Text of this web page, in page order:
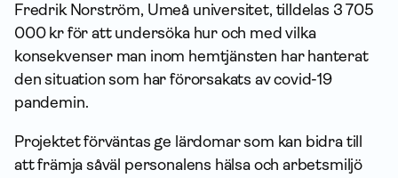
Fredrik Norström, Umeå universitet, tilldelas 3 705
000 kr för att undersöka hur och med vilka
konsekvenser man inom hemtjänsten har hanterat
den situation som har förorsakats av covid-19
pandemin.
Projektet förväntas ge lärdomar som kan bidra till
att främja såväl personalens hälsa och arbetsmiljö